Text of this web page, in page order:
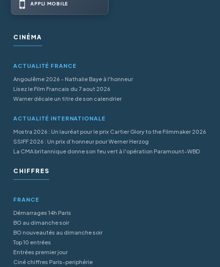
APPLI MOBILE
CINÉMA
ACTUALITÉ FRANCE
Angoulême 2026 - Nathalie Baye à l'honneur
Lisez le Film Francais du 7 aout 2026
Warner décale un titre de son calendrier
ACTUALITÉ INTERNATIONALE
Mostra 2026 : Un lauréat pour le prix Cartier Glory to the Filmmaker 2026
SSIFF 2026 : Un prix d’honneur pour Werner Herzog
La CMA britannique donne son feu vert à l'opération Paramount-WBD
CHIFFRES
FRANCE
Démarrages 14h Paris
BO au dimanche soir
BO nouveautés au dimanche soir
Top 10 entrées
Entrées premier jour
Ciné chiffres Paris-periphérie